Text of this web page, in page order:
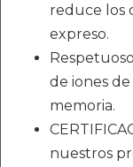
reduce los
expreso.
de iones
memoria.
nuestros